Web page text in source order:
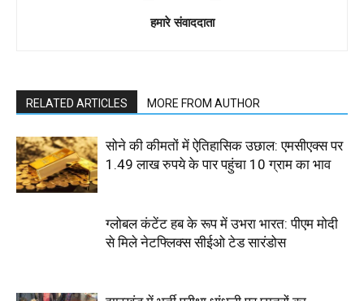
हमारे संवाददाता
RELATED ARTICLES MORE FROM AUTHOR
सोने की कीमतों में ऐतिहासिक उछाल: एमसीएक्स पर
1.49 लाख रुपये के पार पहुंचा 10 ग्राम का भाव
ग्लोबल कंटेंट हब के रूप में उभरा भारत: पीएम मोदी
से मिले नेटफ्लिक्स सीईओ टेड सारंडोस